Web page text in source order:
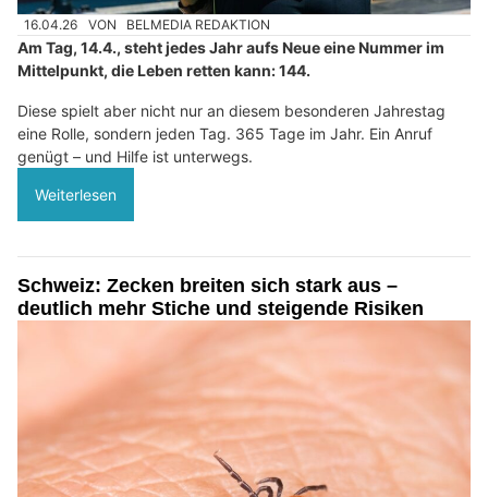
16.04.26 VON BELMEDIA REDAKTION
Am Tag, 14.4., steht jedes Jahr aufs Neue eine Nummer im
Mittelpunkt, die Leben retten kann: 144.
Diese spielt aber nicht nur an diesem besonderen Jahrestag
eine Rolle, sondern jeden Tag. 365 Tage im Jahr. Ein Anruf
genügt – und Hilfe ist unterwegs.
Weiterlesen
Schweiz: Zecken breiten sich stark aus –
deutlich mehr Stiche und steigende Risiken